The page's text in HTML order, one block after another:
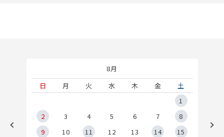
8月
日
月 火 水 木 金
土
1
2
3 4 5 6 7
8
9
10 11 12 13 14
15